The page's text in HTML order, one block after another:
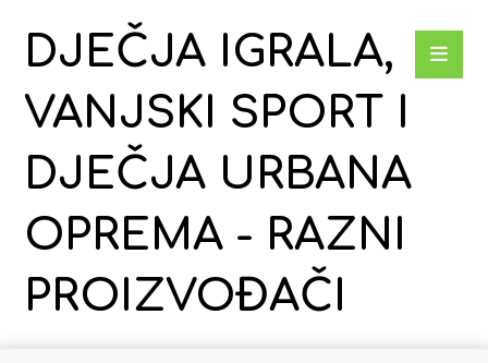
DJEČJA IGRALA,
VANJSKI SPORT I
DJEČJA URBANA
OPREMA - RAZNI
PROIZVOĐAČI